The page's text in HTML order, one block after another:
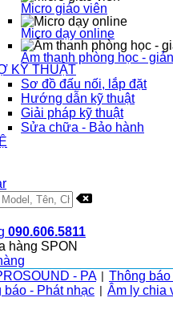
Micro giáo viên
Micro dạy online
Âm thanh phòng học -
KỸ THUẬT
Sơ đồ đấu nối, lắp đặt
Hướng dẫn kỹ thuật
Giải pháp kỹ thuật
Sửa chữa - Bảo hành
090.606.5811
- PA Thông
báo - Phát nhạc
Âm ly chia